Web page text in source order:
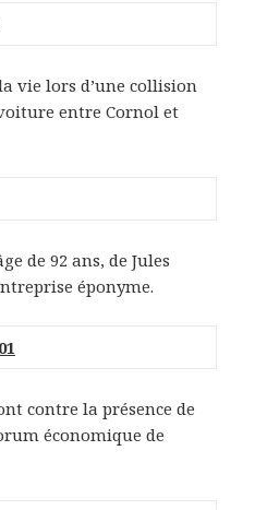
vie lors d’une collision
entre Cornol et
de 92 ans, de Jules
éponyme.
contre la présence de
économique de